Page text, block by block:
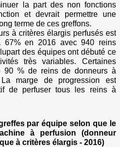
la part des non fonctions
et devrait permettre une
terme de ces greffons.
à critères élargis perfusés est
en 2016 avec 940 reins
des équipes ont débuté ce
très variables. Certaines
90 % de reins de donneurs à
marge de progression est
de perfuser tous les reins à
par équipe selon que le
à perfusion (donneur
à critères élargis - 2016)